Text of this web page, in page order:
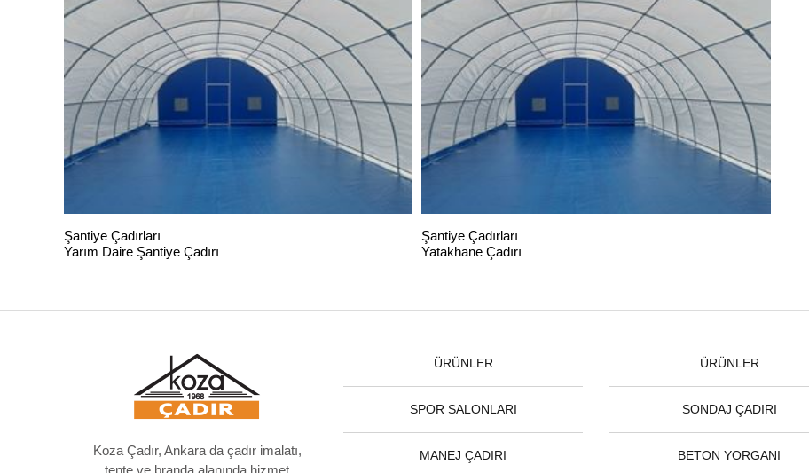
Şantiye Çadırları
Yarım Daire Şantiye Çadırı
Şantiye Çadırları
Yatakhane Çadırı
Koza Çadır, Ankara da çadır imalatı,
tente ve branda alanında hizmet
ÜRÜNLER
SPOR SALONLARI
MANEJ ÇADIRI
ÜRÜNLER
SONDAJ ÇADIRI
BETON YORGANI